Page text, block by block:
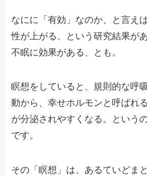
なにに「有効」なのか、と言え
性が上がる、という研究結果が
不眠に効果がある、とも。
瞑想をしていると、規則的な呼
動から、幸せホルモンと呼ばれ
が分泌されやすくなる。という
です。
その「瞑想」は、あるていどま